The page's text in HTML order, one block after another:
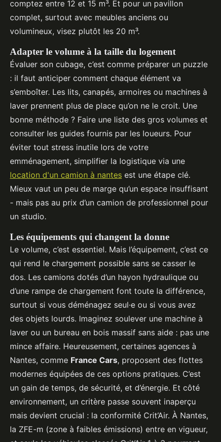
comptez entre 12 et 15 m³. Et pour un pavillon
complet, surtout avec meubles anciens ou
volumineux, visez plutôt les 20 m³.
Adapter le volume à la taille du logement
Évaluer son cubage, c’est comme préparer un puzzle
: il faut anticiper comment chaque élément va
s’emboîter. Les lits, canapés, armoires ou machines à
laver prennent plus de place qu’on ne le croit. Une
bonne méthode ? Faire une liste des gros volumes et
consulter les guides fournis par les loueurs. Pour
éviter tout stress inutile lors de votre
emménagement, simplifier la logistique via une
location d'un camion à nantes est une étape clé.
Mieux vaut un peu de marge qu’un espace insuffisant
- mais pas au prix d’un camion de professionnel pour
un studio.
Les équipements qui changent la donne
Le volume, c’est essentiel. Mais l’équipement, c’est ce
qui rend le chargement possible sans se casser le
dos. Les camions dotés d’un hayon hydraulique ou
d’une rampe de chargement font toute la différence,
surtout si vous déménagez seul·e ou si vous avez
des objets lourds. Imaginez soulever une machine à
laver ou un bureau en bois massif sans aide : pas une
mince affaire. Heureusement, certaines agences à
Nantes, comme France Cars, proposent des flottes
modernes équipées de ces options pratiques. C’est
un gain de temps, de sécurité, et d’énergie. Et côté
environnement, un critère passe souvent inaperçu
mais devient crucial : la conformité Crit’Air. À Nantes,
la ZFE-m (zone à faibles émissions) entre en vigueur,